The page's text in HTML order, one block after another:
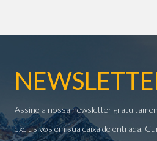
Assine a nossa newsletter
exclusivos em sua caixa de entrada.